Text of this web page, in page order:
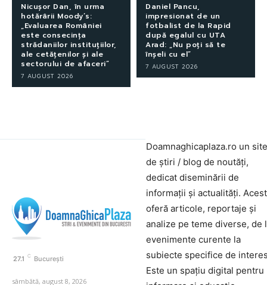
Nicușor Dan, în urma
hotărârii Moody’s:
„Evaluarea României
este consecința
strădaniilor instituțiilor,
ale cetățenilor și ale
sectorului de afaceri”
7 AUGUST 2026
Daniel Pancu,
impresionat de un
fotbalist de la Rapid
după egalul cu UTA
Arad: „Nu poți să te
înșeli cu el”
7 AUGUST 2026
27.1 C București
sâmbătă, august 8, 2026
Doamnaghicaplaza.ro un site
de știri / blog de noutăți,
dedicat diseminării de
informații și actualități.
oferă articole, reportaje și
analize pe teme diverse, de
evenimente curente la
subiecte specifice de
Este un spațiu digital pentru